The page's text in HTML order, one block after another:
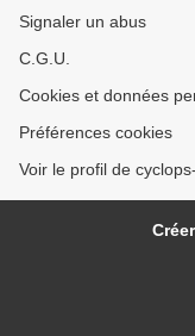
Signaler un abus
C.G.U.
Cookies et données
Préférences cookies
Voir le profil de